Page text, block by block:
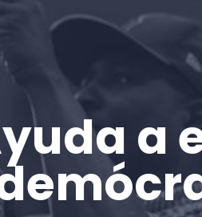
Take Back the
Trabaja con
Pulse
Donar
a